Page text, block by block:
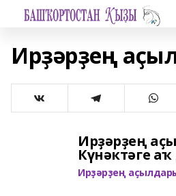
Ирҙәрҙең
Ирҙәрҙең
Күнәктәге
Ирҙәрҙең